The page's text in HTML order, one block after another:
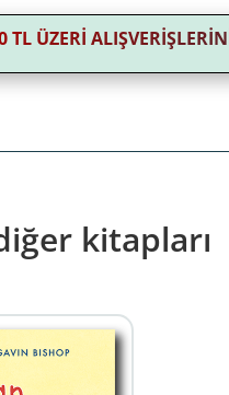
TL ÜZERİ
kitapları